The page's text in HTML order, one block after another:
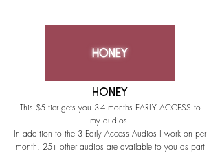
Honey
This $5 tier gets you 3-4 months EARLY ACCESS to
my audios.
In addition to the 3 Early Access Audios I work on per
month, 25+ other audios are available to you as part